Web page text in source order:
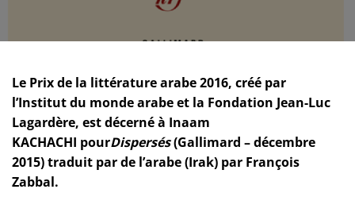
Le Prix de la littérature arabe 2016, créé par
l’Institut du monde arabe et la Fondation Jean-Luc
Lagardère, est décerné à Inaam
KACHACHI pourDispersés(Gallimard – décembre
2015) traduit par de l’arabe (Irak) par François
Zabbal.